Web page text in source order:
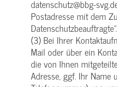
datenschutz@bbg-
Postadresse mit dem
Datenschutzbeauftragte“.
(3) Bei Ihrer
Mail oder über ein
die von Ihnen
Adresse, ggf. Ihr Name